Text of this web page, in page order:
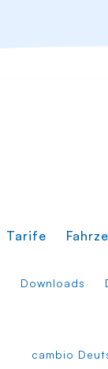
Tarife
Downloads
cambio